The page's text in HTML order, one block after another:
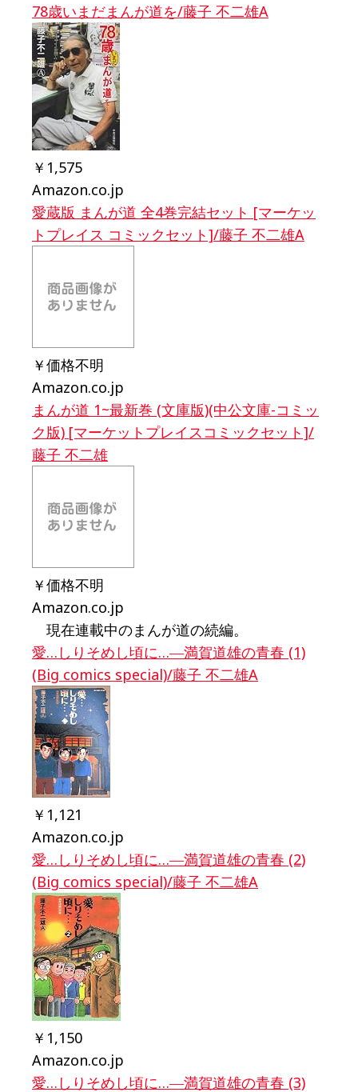
78歳いまだまんが道を/藤子 不二雄A
￥1,575
Amazon.co.jp
愛蔵版 まんが道 全4巻完結セット [マーケッ
トプレイス コミックセット]/藤子 不二雄A
￥価格不明
Amazon.co.jp
まんが道 1~最新巻 (文庫版)(中公文庫-コミッ
ク版) [マーケットプレイスコミックセット]/
藤子 不二雄
￥価格不明
Amazon.co.jp
現在連載中のまんが道の続編。
愛…しりそめし頃に…―満賀道雄の青春 (1)
(Big comics special)/藤子 不二雄A
￥1,121
Amazon.co.jp
愛…しりそめし頃に…―満賀道雄の青春 (2)
(Big comics special)/藤子 不二雄A
￥1,150
Amazon.co.jp
愛…しりそめし頃に…―満賀道雄の青春 (3)